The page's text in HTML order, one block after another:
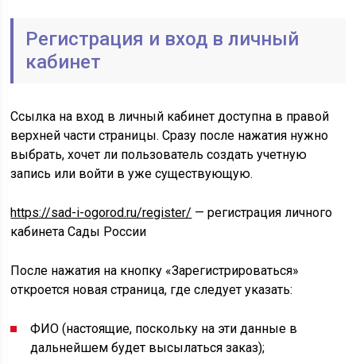
Регистрация и вход в личный
кабинет
Ссылка на вход в личный кабинет доступна в правой
верхней части страницы. Сразу после нажатия нужно
выбрать, хочет ли пользователь создать учетную
запись или войти в уже существующую.
https://sad-i-ogorod.ru/register/ — регистрация личного
кабинета Сады России
После нажатия на кнопку «Зарегистрироваться»
откроется новая страница, где следует указать:
ФИО (настоящие, поскольку на эти данные в
дальнейшем будет высылаться заказ);